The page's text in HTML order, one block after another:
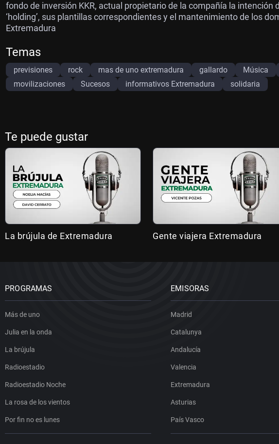
fondo de inversión KKR, actual propietario de la compañía la intención
‘holding’, sus plantillas correspondientes y el mantenimiento de los
Extremadura
Temas
previsiones rock mas de uno extremadura gallardo Música
movilizaciones
Sucesos informativos Extremadura solidaria
Te puede gustar
La brújula de Extremadura Gente viajera Extremadura
PROGRAMAS
Más de uno
Julia en la onda
La brújula
Radioestadio
Radioestadio Noche
La rosa de los vientos
Por fin no es lunes
EMISORAS
Madrid
Catalunya
Andalucía
Valencia
Extremadura
Asturias
País Vasco